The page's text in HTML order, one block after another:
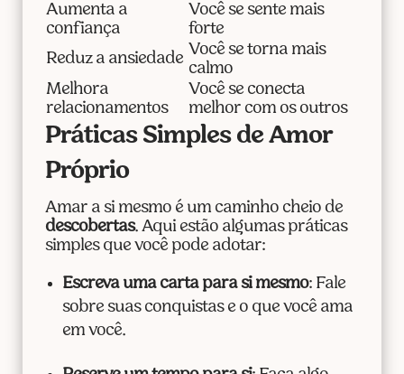
Aumenta a
confiança
Você se sente mais
forte
Reduz a ansiedade
Você se torna mais
calmo
Melhora
relacionamentos
Você se conecta
melhor com os outros
Práticas Simples de Amor
Próprio
Amar a si mesmo é um caminho cheio de
descobertas. Aqui estão algumas práticas
simples que você pode adotar:
Escreva uma carta para si mesmo: Fale
sobre suas conquistas e o que você ama
em você.